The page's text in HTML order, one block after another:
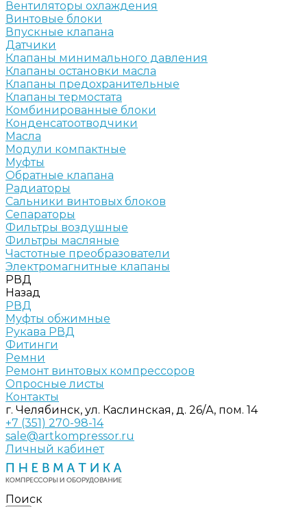
Вентиляторы охлаждения
Винтовые блоки
Впускные клапана
Датчики
Клапаны минимального давления
Клапаны остановки масла
Клапаны предохранительные
Клапаны термостата
Комбинированные блоки
Конденсатоотводчики
Масла
Модули компактные
Муфты
Обратные клапана
Радиаторы
Сальники винтовых блоков
Сепараторы
Фильтры воздушные
Фильтры масляные
Частотные преобразователи
Электромагнитные клапаны
РВД
Назад
РВД
Муфты обжимные
Рукава РВД
Фитинги
Ремни
Ремонт винтовых компрессоров
Опросные листы
Контакты
г. Челябинск, ул. Каслинская, д. 26/А, пом. 14
+7 (351) 270-98-14
sale@artkompressor.ru
Личный кабинет
Поиск